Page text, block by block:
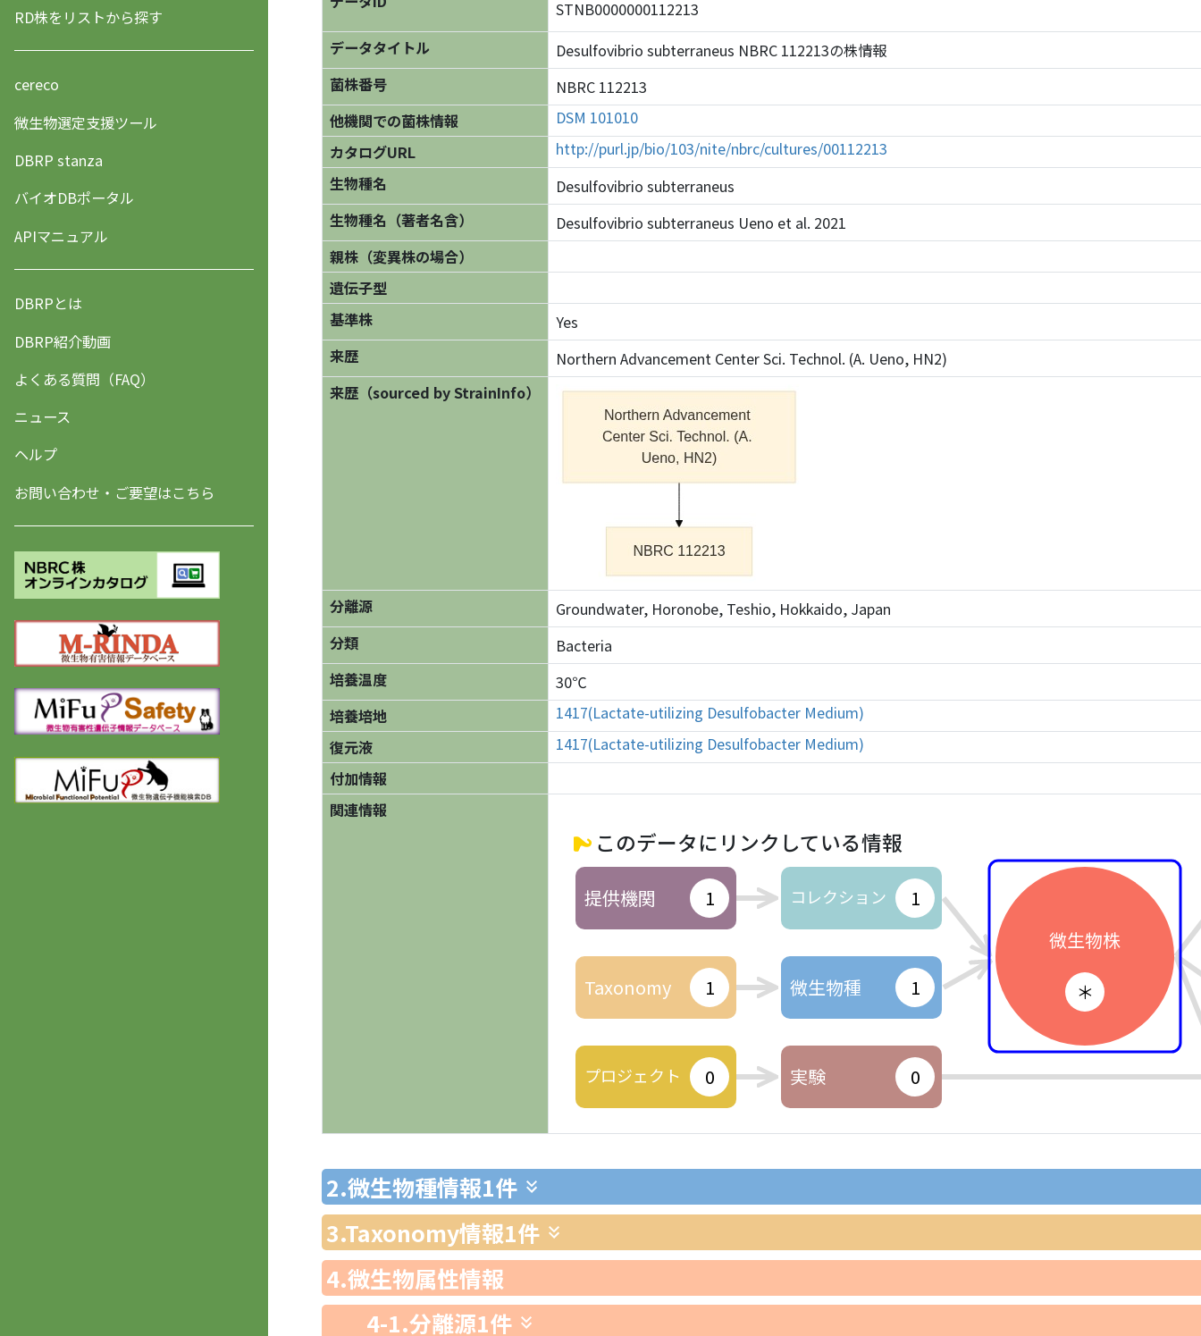
RD株をリストから探す
cereco
微生物選定支援ツール
DBRP stanza
バイオDBポータル
APIマニュアル
DBRPとは
DBRP紹介動画
よくある質問（FAQ）
ニュース
ヘルプ
お問い合わせ・ご要望はこちら
STNB0000000112213
データタイトル
Desulfovibrio subterraneus NBRC 112213の株情報
菌株番号
NBRC 112213
他機関での菌株情報
DSM 101010
カタログURL
http://purl.jp/bio/103/nite/nbrc/cultures/00112213
生物種名
Desulfovibrio subterraneus
生物種名（著者名含）
Desulfovibrio subterraneus Ueno et al. 2021
親株（変異株の場合）
遺伝子型
基準株
Yes
来歴
Northern Advancement Center Sci. Technol. (A. Ueno, HN2)
来歴（sourced by StrainInfo）
分離源
Groundwater, Horonobe, Teshio, Hokkaido, Japan
分類
Bacteria
培養温度
30℃
培養培地
1417(Lactate-utilizing Desulfobacter Medium)
復元液
1417(Lactate-utilizing Desulfobacter Medium)
付加情報
関連情報
このデータにリンクしている情報
提供機関 1
Taxonomy 1
プロジェクト 0
コレクション 1
微生物種 1
実験 0
微生物株
＊
2.微生物種情報1件
3.Taxonomy情報1件
4.微生物属性情報
4-1.分離源1件